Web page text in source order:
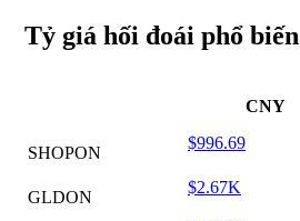
Tỷ giá hối đoái phổ biến
CNY
SHOPON
$996.69
GLDON
$2.67K